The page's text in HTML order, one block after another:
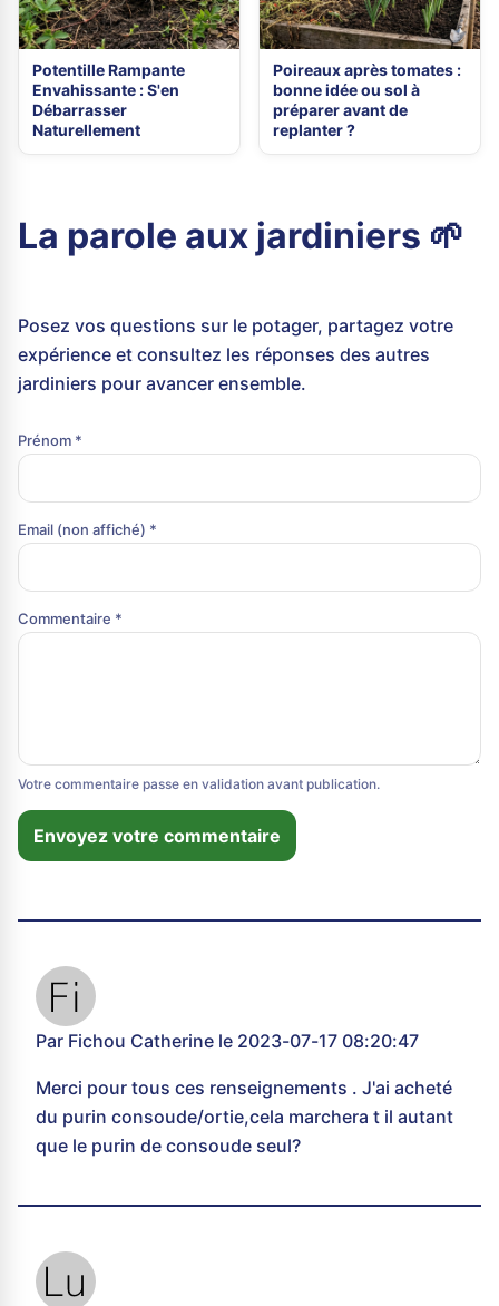
Potentille Rampante
Envahissante : S'en
Débarrasser
Naturellement
Poireaux après tomates :
bonne idée ou sol à
préparer avant de
replanter ?
La parole aux jardiniers 🌱
Posez vos questions sur le potager, partagez votre
expérience et consultez les réponses des autres
jardiniers pour avancer ensemble.
Prénom *
Email (non affiché) *
Commentaire *
Votre commentaire passe en validation avant publication.
Envoyez votre commentaire
Par Fichou Catherine le 2023-07-17 08:20:47
Merci pour tous ces renseignements . J'ai acheté
du purin consoude/ortie,cela marchera t il autant
que le purin de consoude seul?